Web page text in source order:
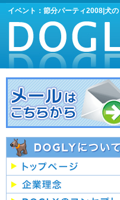
イベント：節分パーティ2008|犬